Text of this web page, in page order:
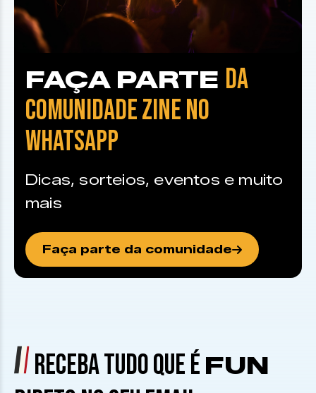
FAÇA PARTE DA
COMUNIDADE ZINE NO
WHATSAPP
Dicas, sorteios, eventos e muito
mais
Faça parte da comunidade
RECEBA TUDO QUE É FUN